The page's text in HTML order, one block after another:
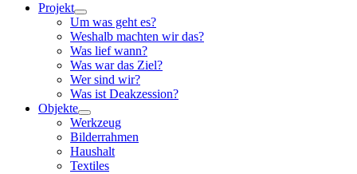
Projekt
Um was geht es?
Weshalb machten wir das?
Was lief wann?
Was war das Ziel?
Wer sind wir?
Was ist Deakzession?
Objekte
Werkzeug
Bilderrahmen
Haushalt
Textiles